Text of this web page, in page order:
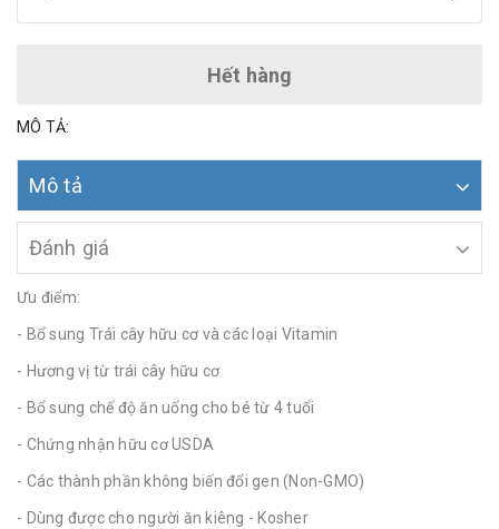
Hết hàng
MÔ TẢ:
Mô tả
Đánh giá
Ưu điểm:
- Bổ sung Trái cây hữu cơ và các loại Vitamin
- Hương vị từ trái cây hữu cơ
- Bổ sung chế độ ăn uống cho bé từ 4 tuổi
- Chứng nhận hữu cơ USDA
- Các thành phần không biến đổi gen (Non-GMO)
- Dùng được cho người ăn kiêng - Kosher